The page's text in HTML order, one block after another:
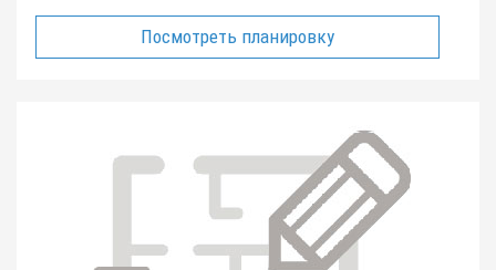
Посмотреть планировку